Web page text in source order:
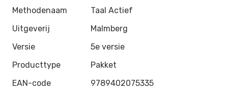
Methodenaam
Taal Actief
Uitgeverij
Malmberg
Versie
5e versie
Producttype
Pakket
EAN-code
9789402075335